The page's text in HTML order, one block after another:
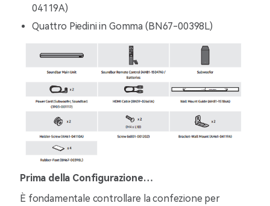
04119A)
Quattro Piedini in Gomma (BN67-00398L)
Prima della Configurazione…
È fondamentale controllare la confezione per